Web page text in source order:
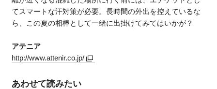
てスマートな汗対策が必要。長時間の外出を控えているな
ら、この夏の相棒として一緒に出掛けてみてはいかが？
アテニア
http://www.attenir.co.jp/
あわせて読みたい